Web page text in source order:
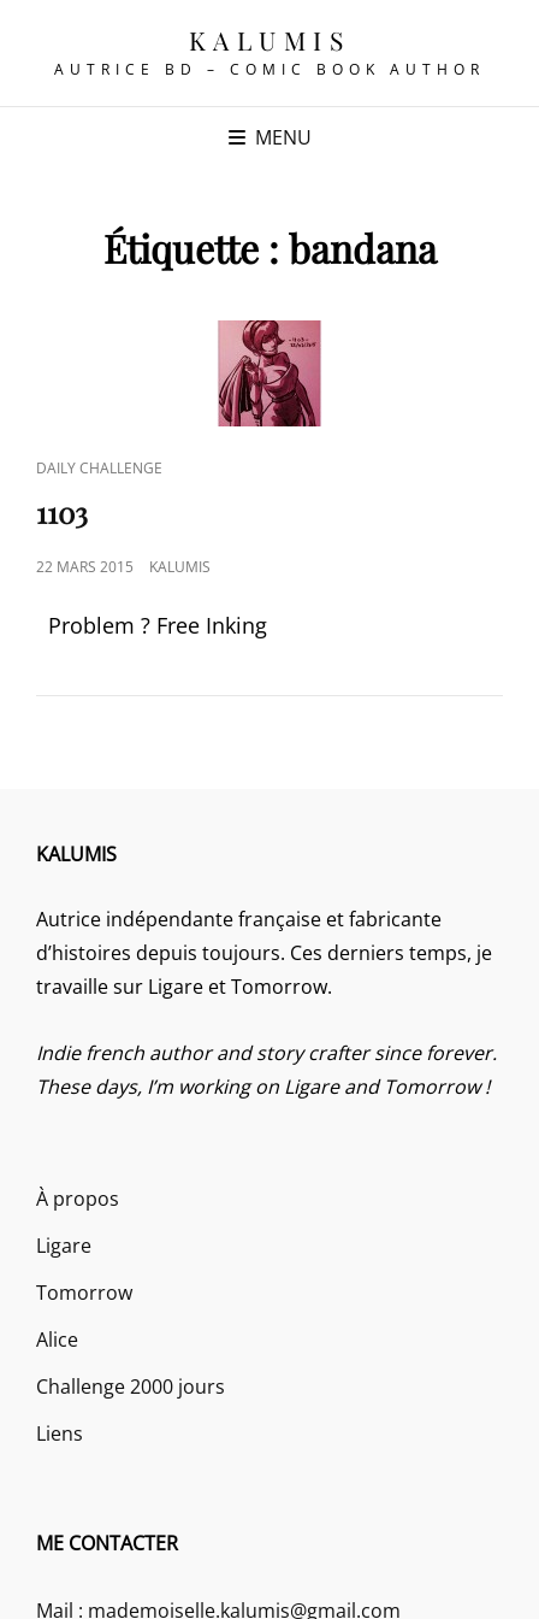
KALUMIS
AUTRICE BD – COMIC BOOK AUTHOR
MENU
Étiquette : bandana
CAT
DAILY CHALLENGE
1103
POSTED
22 MARS 2015 KALUMIS
Problem ? Free Inking
KALUMIS
Autrice indépendante française et fabricante
d’histoires depuis toujours. Ces derniers temps, je
travaille sur Ligare et Tomorrow.
Indie french author and story crafter since forever.
These days, I’m working on Ligare and Tomorrow !
À propos
Ligare
Tomorrow
Alice
Challenge 2000 jours
Liens
ME CONTACTER
Mail : mademoiselle.kalumis@gmail.com